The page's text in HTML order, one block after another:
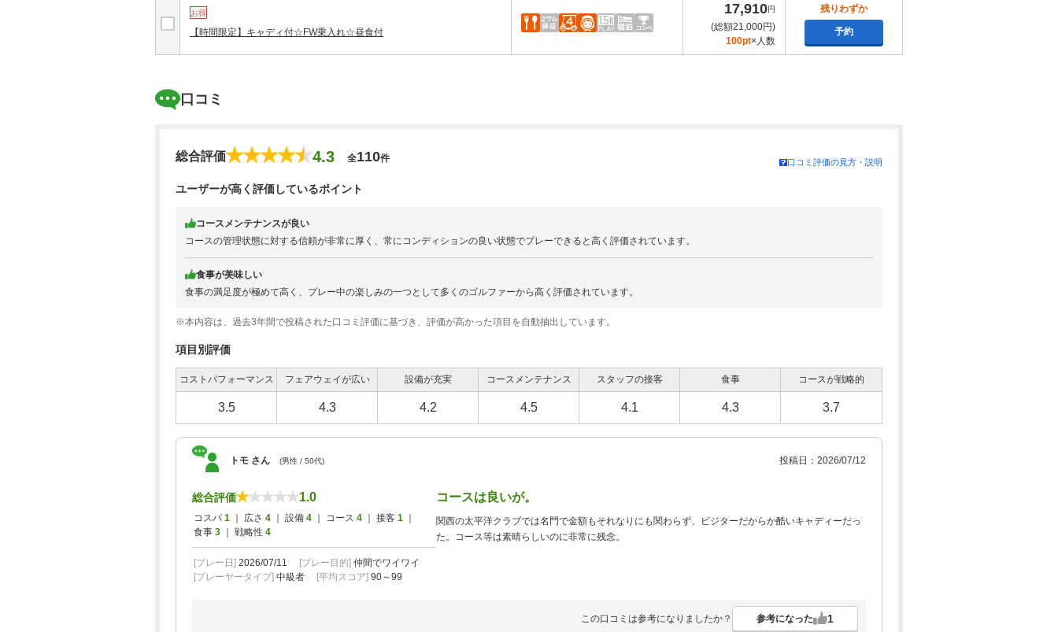
お得
【時間限定】キャディ付☆FW乗入れ☆昼食付
17,910円
(総額21,000円)
100pt×人数
残りわずか
予約
口コミ
総合評価 4.3 全110件 口コミ評価の見方・説明
ユーザーが高く評価しているポイント
コースメンテナンスが良い
コースの管理状態に対する信頼が非常に厚く、常にコンディションの良い状態でプレーできると高く評価されています。
食事が美味しい
食事の満足度が極めて高く、プレー中の楽しみの一つとして多くのゴルファーから高く評価されています。
※本内容は、過去3年間で投稿された口コミ評価に基づき、評価が高かった項目を自動抽出しています。
項目別評価
コストパフォーマンス フェアウェイが広い 設備が充実 コースメンテナンス スタッフの接客 食事 コースが戦略的
3.5 4.3 4.2 4.5 4.1 4.3 3.7
トモ さん (男性 / 50代) 投稿日：2026/07/12
総合評価 1.0
コスパ 1 ｜ 広さ 4 ｜ 設備 4 ｜ コース 4 ｜ 接客 1
食事 3 ｜ 戦略性 4
[プレー日] 2026/07/11 [プレー目的] 仲間でワイワイ
[プレーヤータイプ] 中級者 [平均スコア] 90～99
コースは良いが。
関西の太平洋クラブでは名門で金額もそれなりにも関わらず、ビジターだからか酷いキャディーだっ
た。コース等は素晴らしいのに非常に残念。
この口コミは参考になりましたか？ 参考になった 1